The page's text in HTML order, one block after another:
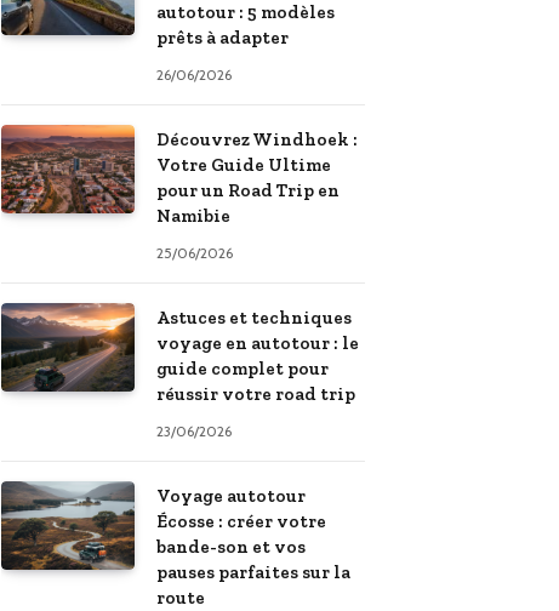
autotour : 5 modèles
prêts à adapter
26/06/2026
Découvrez Windhoek :
Votre Guide Ultime
pour un Road Trip en
Namibie
25/06/2026
Astuces et techniques
voyage en autotour : le
guide complet pour
réussir votre road trip
23/06/2026
Voyage autotour
Écosse : créer votre
bande-son et vos
pauses parfaites sur la
route